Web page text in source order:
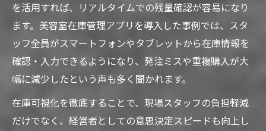
を活用すれば、リアルタイムでの残量確認が容易になり
ます。美容室在庫管理アプリを導入した事例では、スタ
ッフ全員がスマートフォンやタブレットから在庫情報を
確認・入力できるようになり、発注ミスや重複購入が大
幅に減少したという声も多く聞かれます。
在庫可視化を徹底することで、現場スタッフの負担軽減
だけでなく、経営者としての意思決定スピードも向上し